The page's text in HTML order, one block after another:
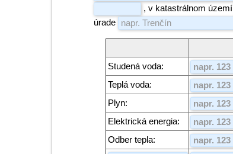
, v katastrálnom území
úrade
Studená voda:
Teplá voda:
Plyn:
Elektrická energia:
Odber tepla: